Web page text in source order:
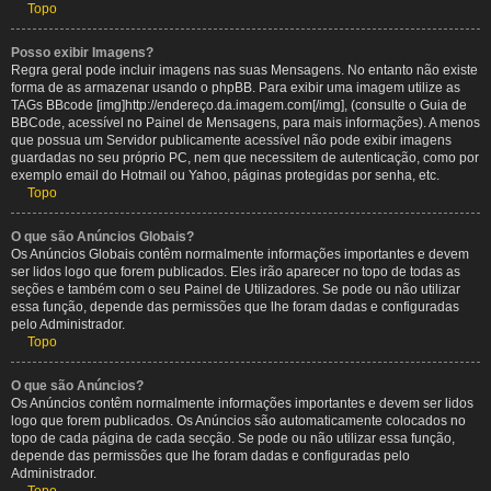
Topo
Posso exibir Imagens?
Regra geral pode incluir imagens nas suas Mensagens. No entanto não existe
forma de as armazenar usando o phpBB. Para exibir uma imagem utilize as
TAGs BBcode [img]http://endereço.da.imagem.com[/img], (consulte o Guia de
BBCode, acessível no Painel de Mensagens, para mais informações). A menos
que possua um Servidor publicamente acessível não pode exibir imagens
guardadas no seu próprio PC, nem que necessitem de autenticação, como por
exemplo email do Hotmail ou Yahoo, páginas protegidas por senha, etc.
Topo
O que são Anúncios Globais?
Os Anúncios Globais contêm normalmente informações importantes e devem
ser lidos logo que forem publicados. Eles irão aparecer no topo de todas as
seções e também com o seu Painel de Utilizadores. Se pode ou não utilizar
essa função, depende das permissões que lhe foram dadas e configuradas
pelo Administrador.
Topo
O que são Anúncios?
Os Anúncios contêm normalmente informações importantes e devem ser lidos
logo que forem publicados. Os Anúncios são automaticamente colocados no
topo de cada página de cada secção. Se pode ou não utilizar essa função,
depende das permissões que lhe foram dadas e configuradas pelo
Administrador.